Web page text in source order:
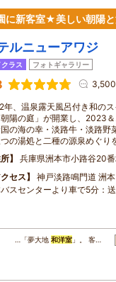
新客室★美しい朝陽
ルニューアワジ
ラス フォトギャラリー
年、温泉露天風呂付き和の
陽の庭」が開業し、2023
の海の幸・淡路牛・淡路野
の湯処と二種の源泉めぐり
兵庫県洲本市小路谷20
セス
神戸淡路鳴門道 洲
スセンターより車で5分：
…「夢大地 和洋室 」。 客…